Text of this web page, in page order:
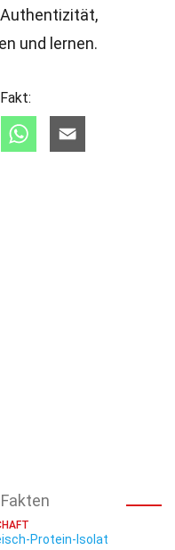
und lernen.
Protein-Isolat